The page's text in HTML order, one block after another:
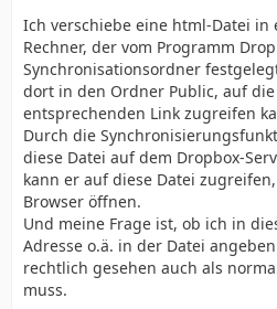
Ich verschiebe eine html-Datei
Rechner, der vom Programm
Synchronisationsordner
dort in den Ordner Public, auf
entsprechenden Link zugreifen
Durch die
diese Datei auf dem Dropbox-
kann er auf diese Datei
Browser öffnen.
Und meine Frage ist, ob ich in
Adresse o.ä. in der Datei
rechtlich gesehen auch als
muss.